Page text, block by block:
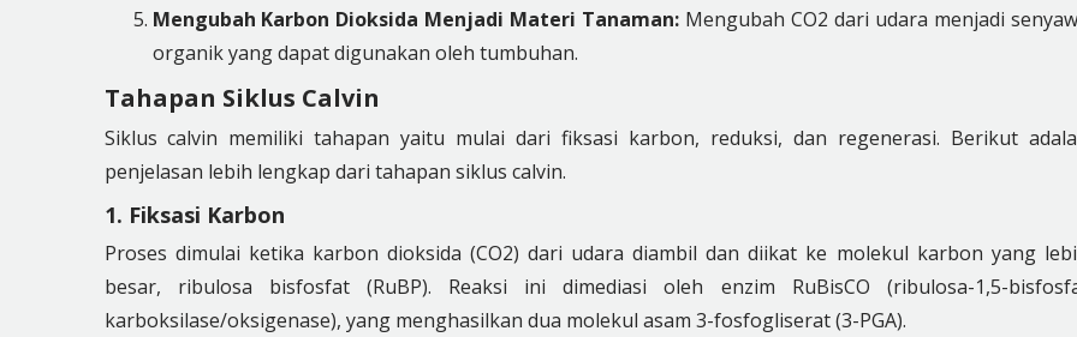
Mengubah Karbon Dioksida Menjadi Materi Tanaman: Mengubah CO2 dari udara menjadi
organik yang dapat digunakan oleh tumbuhan.
Tahapan Siklus Calvin
Siklus calvin memiliki tahapan yaitu mulai dari fiksasi karbon, reduksi, dan regenerasi. Berikut
penjelasan lebih lengkap dari tahapan siklus calvin.
1. Fiksasi Karbon
Proses dimulai ketika karbon dioksida (CO2) dari udara diambil dan diikat ke molekul karbon yang
besar, ribulosa bisfosfat (RuBP). Reaksi ini dimediasi oleh enzim RuBisCO (ribulosa-1,5-
karboksilase/oksigenase), yang menghasilkan dua molekul asam 3-fosfogliserat (3-PGA).